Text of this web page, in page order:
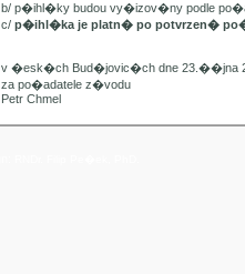
b/ p�ihl�ky budou vy�izov�ny podle
c/ p�ihl�ka je platn� po potvrzen�
v �esk�ch Bud�jovic�ch dne 23.��jna
za po�adatele z�vodu
Petr Chmel